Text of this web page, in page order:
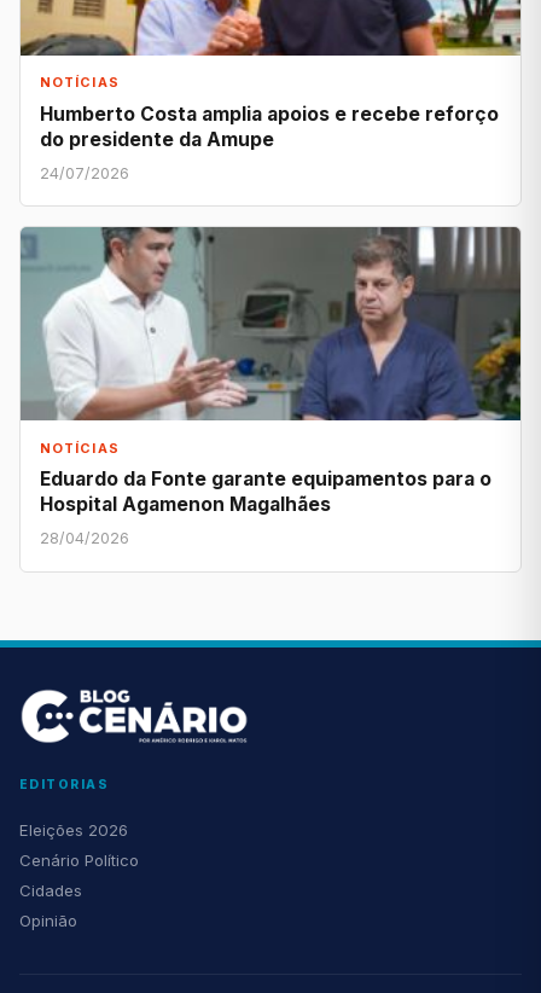
NOTÍCIAS
Humberto Costa amplia apoios e recebe reforço
do presidente da Amupe
24/07/2026
NOTÍCIAS
Eduardo da Fonte garante equipamentos para o
Hospital Agamenon Magalhães
28/04/2026
EDITORIAS
Eleições 2026
Cenário Político
Cidades
Opinião